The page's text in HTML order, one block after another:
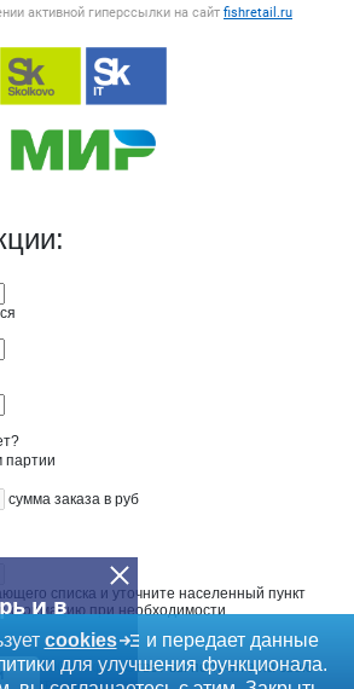
и в
активной гиперссылки на сайт fishretail.ru
cookies
и передает данные
для улучшения функционала.
партии
сумма заказа в руб
списка и уточните населенный пункт
при необходимости
в "ООО Искра". Ответ вы получите на свою